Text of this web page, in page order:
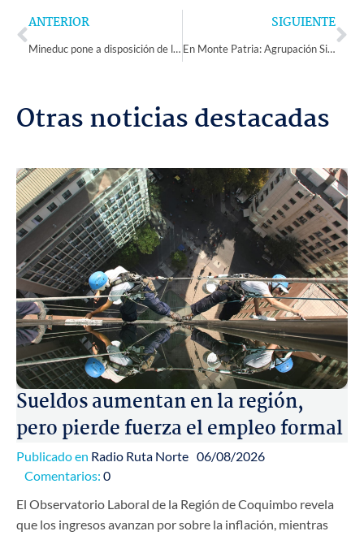
Prev
ANTERIOR
Mineduc pone a disposición de las comunidades educativas orientaciones para el inicio de año escolar 2024
SIGUIENTE
En Monte Patria: Agrupación Siglo XXI de Semita se adjudica financiamiento municipal para mejorar su sede social
Otras noticias destacadas
Sueldos aumentan en la región,
pero pierde fuerza el empleo formal
Publicado en Radio Ruta Norte 06/08/2026
Comentarios: 0
El Observatorio Laboral de la Región de Coquimbo revela
que los ingresos avanzan por sobre la inflación, mientras